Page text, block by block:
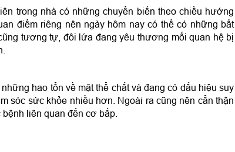
trong nhà có những chuyển biến theo chiều hướng
điểm riêng nên ngày hôm nay có thể có những bất
tương tự, đôi lứa đang yêu thương mối quan hệ bị
hao tổn về mặt thể chất và đang có dấu hiệu suy
sóc sức khỏe nhiều hơn. Ngoài ra cũng nên cẩn thận
liên quan đến cơ bắp.